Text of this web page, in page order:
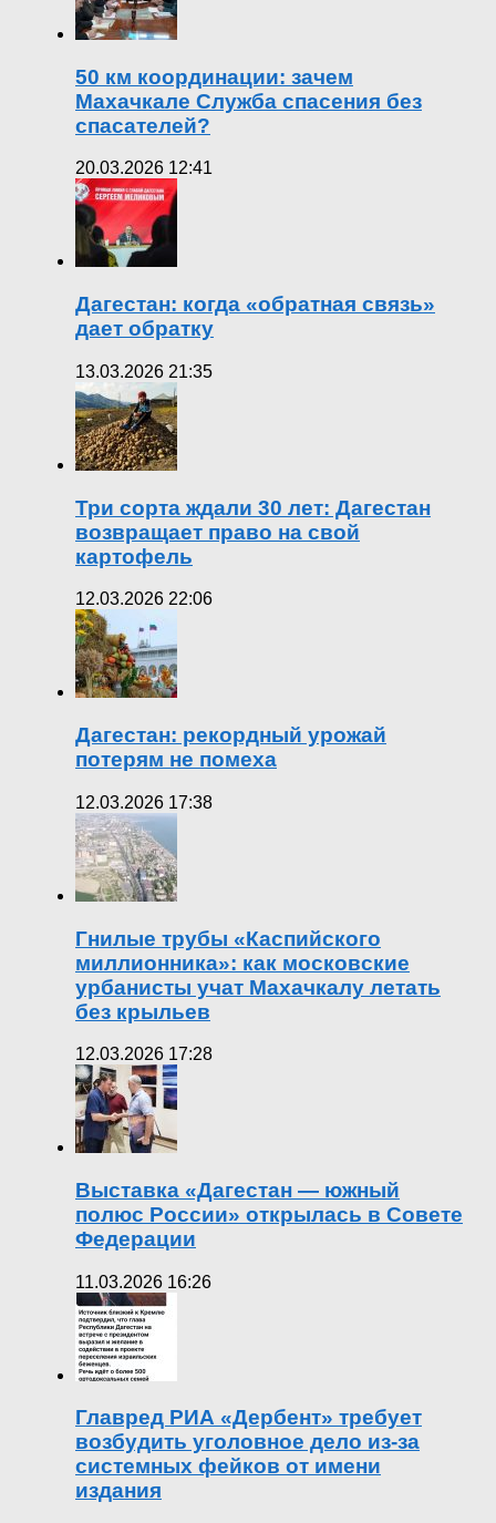
50 км координации: зачем
Махачкале Служба спасения без
спасателей?
20.03.2026 12:41
Дагестан: когда «обратная связь»
дает обратку
13.03.2026 21:35
Три сорта ждали 30 лет: Дагестан
возвращает право на свой
картофель
12.03.2026 22:06
Дагестан: рекордный урожай
потерям не помеха
12.03.2026 17:38
Гнилые трубы «Каспийского
миллионника»: как московские
урбанисты учат Махачкалу летать
без крыльев
12.03.2026 17:28
Выставка «Дагестан — южный
полюс России» открылась в Совете
Федерации
11.03.2026 16:26
Главред РИА «Дербент» требует
возбудить уголовное дело из-за
системных фейков от имени
издания